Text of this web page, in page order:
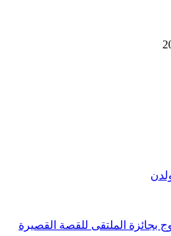
بجائزة الملتقى للقصة القصيرة